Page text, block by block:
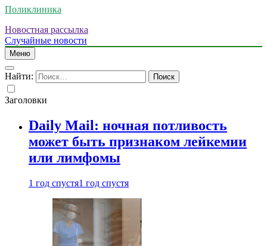
Поликлиника
Новостная рассылка
Случайные новости
Меню
Найти:
Заголовки
Daily Mail: ночная потливость
может быть признаком лейкемии
или лимфомы
1 год спустя1 год спустя